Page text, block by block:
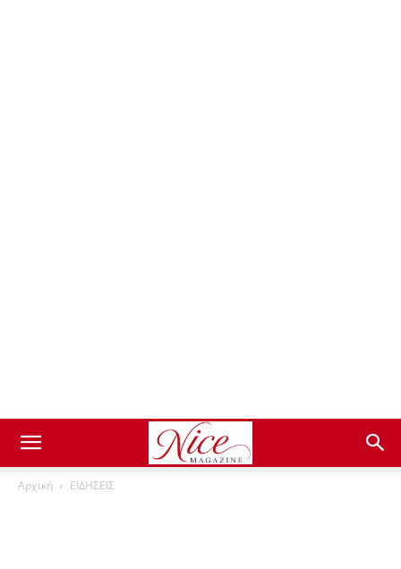
Αρχική ΕΙΔΗΣΕΙΣ